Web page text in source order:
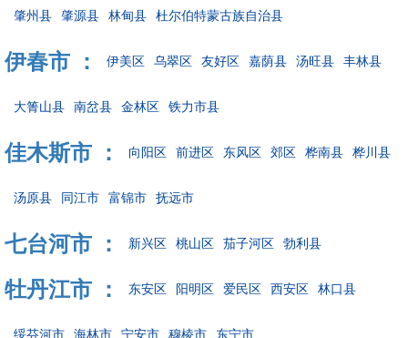
肇州县 肇源县 林甸县 杜尔伯特蒙古族自治县
伊春市 ： 伊美区 乌翠区 友好区 嘉荫县 汤旺县 丰林县
大箐山县 南岔县 金林区 铁力市县
佳木斯市 ： 向阳区 前进区 东风区 郊区 桦南县 桦川县
汤原县 同江市 富锦市 抚远市
七台河市 ： 新兴区 桃山区 茄子河区 勃利县
牡丹江市 ： 东安区 阳明区 爱民区 西安区 林口县
绥芬河市 海林市 宁安市 穆棱市 东宁市